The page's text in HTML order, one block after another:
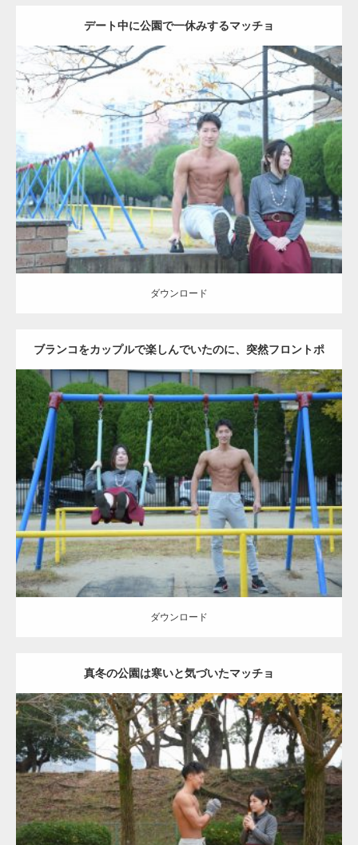
デート中に公園で一休みするマッチョ
Update:2021.07.6
Category:公園のマッチョ その他 AKIHITO(細マッチョ) 腹筋
ダウンロード
ダウンロード
ブランコをカップルで楽しんでいたのに、突然フロントポ
ーズをするマッチョ
Update: 2021.07.6
Category:公園のマッチョ その他 AKIHITO(細マッチョ) 腹筋 大胸筋
ダウンロード
ダウンロード
真冬の公園は寒いと気づいたマッチョ
Update: 2021.07.8
Category:公園のマッチョ その他 AKIHITO(細マッチョ) 上腕三頭筋
肩
ダウンロード